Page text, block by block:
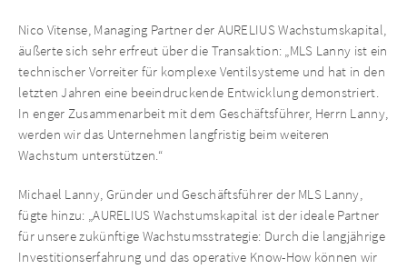
Nico Vitense, Managing Partner der AURELIUS Wachstumskapital,
äußerte sich sehr erfreut über die Transaktion: „MLS Lanny ist ein
technischer Vorreiter für komplexe Ventilsysteme und hat in den
letzten Jahren eine beeindruckende Entwicklung demonstriert.
In enger Zusammenarbeit mit dem Geschäftsführer, Herrn Lanny,
werden wir das Unternehmen langfristig beim weiteren
Wachstum unterstützen.“
Michael Lanny, Gründer und Geschäftsführer der MLS Lanny,
fügte hinzu: „AURELIUS Wachstumskapital ist der ideale Partner
für unsere zukünftige Wachstumsstrategie: Durch die langjährige
Investitionserfahrung und das operative Know-How können wir